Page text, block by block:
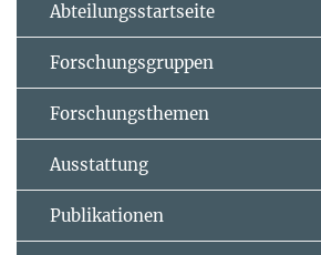
Abteilungsstartseite
Forschungsgruppen
Forschungsthemen
Ausstattung
Publikationen